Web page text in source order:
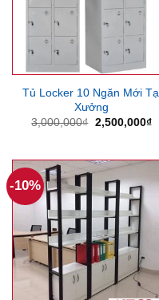
Tủ Locker 10 Ngăn Mới
Xưởng
3,000,000₫ Giá
2,500,000₫
-10%